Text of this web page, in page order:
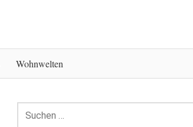
Wohnwelten